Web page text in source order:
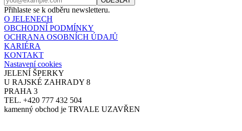
Přihlaste se k odběru newsletteru.
O JELENECH
OBCHODNÍ PODMÍNKY
OCHRANA OSOBNÍCH ÚDAJŮ
KARIÉRA
KONTAKT
Nastavení cookies
JELENÍ ŠPERKY
U RAJSKÉ ZAHRADY 8
PRAHA 3
TEL. +420 777 432 504
kamenný obchod je TRVALE UZAVŘEN